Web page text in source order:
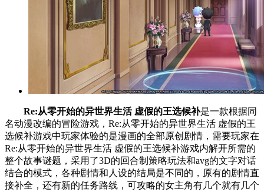
Re:从零开始的异世界生活 虚假的王选候补是一款根据同
名动漫改编的冒险游戏，Re:从零开始的异世界生活 虚假的王
选候补游戏中玩家体验的是漫画的全部原创剧情，需要玩家在
Re:从零开始的异世界生活 虚假的王选候补游戏内解开所需的
整个故事谜题，采用了3D的回合制策略玩法和avg的文字对话
结合的模式，各种剧情和人设的结局是不同的，原有的剧情直
接补全，还有新的任务路线，可攻略的女主角有几个就有几个